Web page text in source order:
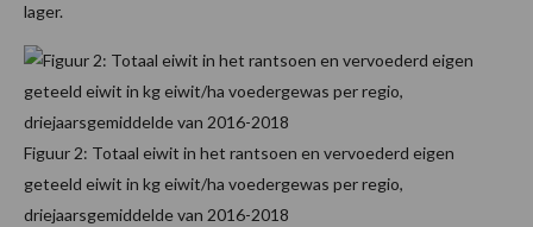
lager.
Figuur 2: Totaal eiwit in het rantsoen en vervoederd eigen
geteeld eiwit in kg eiwit/ha voedergewas per regio,
driejaarsgemiddelde van 2016-2018